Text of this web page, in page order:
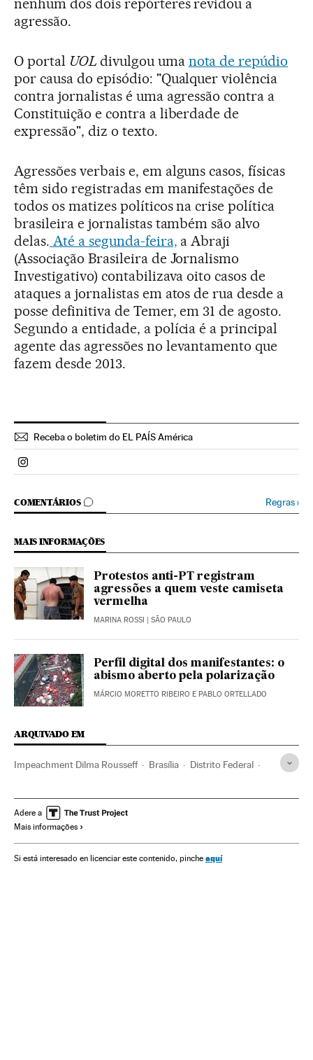
nenhum dos dois repórteres revidou a
agressão.
O portal UOLdivulgou uma nota de repúdio
por causa do episódio: "Qualquer violência
contra jornalistas é uma agressão contra a
Constituição e contra a liberdade de
expressão", diz o texto.
Agressões verbais e, em alguns casos, físicas
têm sido registradas em manifestações de
todos os matizes políticos na crise política
brasileira e jornalistas também são alvo
delas. Até a segunda-feira, a Abraji
(Associação Brasileira de Jornalismo
Investigativo) contabilizava oito casos de
ataques a jornalistas em atos de rua desde a
posse definitiva de Temer, em 31 de agosto.
Segundo a entidade, a polícia é a principal
agente das agressões no levantamento que
fazem desde 2013.
Receba o boletim do EL PAÍS América
Politica El País Brasil en Instagram
COMENTÁRIOS
COMENTÁRIOS Regras›
MAIS INFORMAÇÕES
Protestos anti-PT registram
agressões a quem veste camiseta
vermelha
MARINA ROSSI | SÃO PAULO
Perfil digital dos manifestantes: o
abismo aberto pela polarização
MÁRCIO MORETTO RIBEIRO E PABLO ORTELLADO
ARQUIVADO EM
Impeachment Dilma Rousseff Brasília Distrito Federal
Câmara Deputados Impeachment
Dilma Rousseff
Congresso Nacional Presidência Brasil
Adere a
Mais informações
Si está interesado en licenciar este contenido, pinche aquí